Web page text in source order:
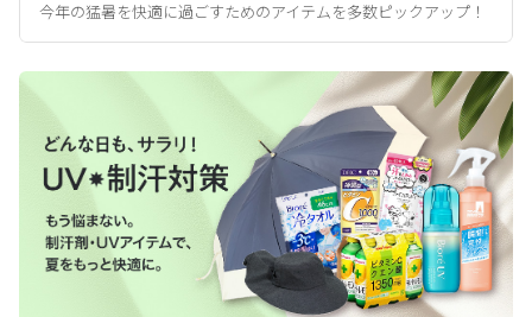
今年の猛暑を快適に過ごすためのアイテムを多数ピックアップ！